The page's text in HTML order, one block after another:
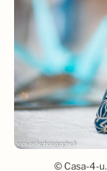
© Casa-4-